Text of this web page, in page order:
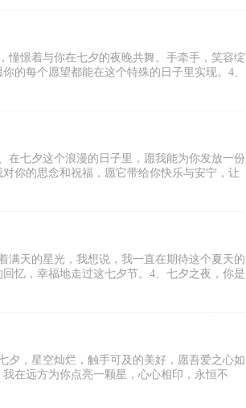
憧憬着与你在七夕的夜晚共舞。手牵手，笑容绽
的每个愿望都能在这个特殊的日子里实现。4、
在七夕这个浪漫的日子里，愿我能为你发放一份
你的思念和祝福，愿它带给你快乐与安宁，让
满天的星光，我想说，我一直在期待这个夏天的
忆，幸福地走过这七夕节。4、七夕之夜，你是
夕，星空灿烂，触手可及的美好，愿吾爱之心如
在远方为你点亮一颗星，心心相印，永恒不